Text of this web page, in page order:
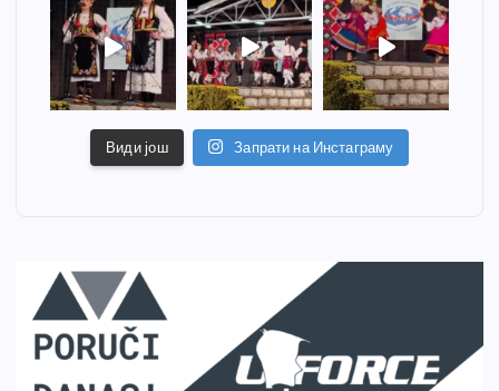
Види још Запрати на Инстаграму